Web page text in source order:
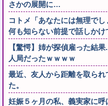
さかの展開に…
コトメ「あなたには無理で
何も知らない前提で話しか
【驚愕】姉が探偵雇った結
人局だったｗｗｗｗ
最近、友人から距離を取ら
た。
妊娠５ヶ月の私、義実家に